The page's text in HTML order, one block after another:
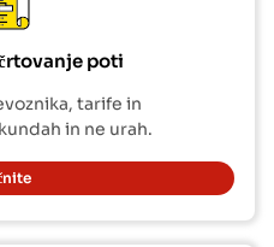
poti
tarife in
in ne urah.